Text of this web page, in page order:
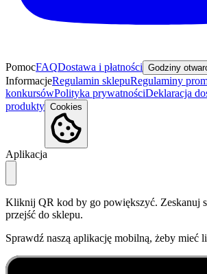
PomocFAQDostawa i płatności Godziny
InformacjeRegulamin sklepuRegulaminy
konkursówPolityka prywatnościDeklaracja
produkty Cookies
Aplikacja
Kliknij QR kod by go powiększyć. Zeskanuj
przejść do sklepu.
Sprawdź naszą aplikację mobilną, żeby mieć